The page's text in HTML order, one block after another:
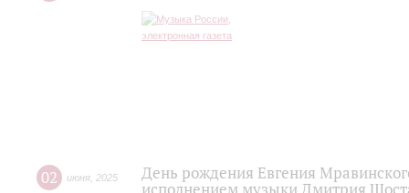
02 июня 2025
День рождения Евгения